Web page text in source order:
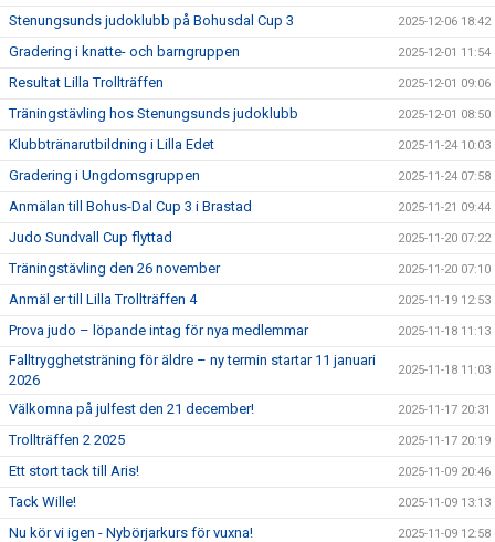
Stenungsunds judoklubb på Bohusdal Cup 3 2025-12-06 18:42
Gradering i knatte- och barngruppen 2025-12-01 11:54
Resultat Lilla Trollträffen 2025-12-01 09:06
Träningstävling hos Stenungsunds judoklubb 2025-12-01 08:50
Klubbtränarutbildning i Lilla Edet 2025-11-24 10:03
Gradering i Ungdomsgruppen 2025-11-24 07:58
Anmälan till Bohus-Dal Cup 3 i Brastad 2025-11-21 09:44
Judo Sundvall Cup flyttad 2025-11-20 07:22
Träningstävling den 26 november 2025-11-20 07:10
Anmäl er till Lilla Trollträffen 4 2025-11-19 12:53
Prova judo – löpande intag för nya medlemmar 2025-11-18 11:13
Falltrygghetsträning för äldre – ny termin startar 11 januari
2026
2025-11-18 11:03
Välkomna på julfest den 21 december! 2025-11-17 20:31
Trollträffen 2 2025 2025-11-17 20:19
Ett stort tack till Aris! 2025-11-09 20:46
Tack Wille! 2025-11-09 13:13
Nu kör vi igen - Nybörjarkurs för vuxna! 2025-11-09 12:58